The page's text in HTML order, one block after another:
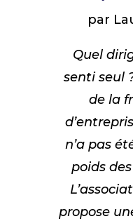
par
Quel
senti seul
de la
n’a pas
poids
propose